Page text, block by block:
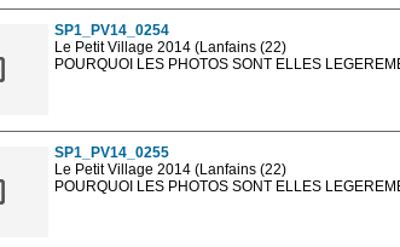
SP1_PV14_0254
Le Petit Village 2014 (Lanfains (22)
POURQUOI LES PHOTOS SONT ELLES
SP1_PV14_0255
Le Petit Village 2014 (Lanfains (22)
POURQUOI LES PHOTOS SONT ELLES